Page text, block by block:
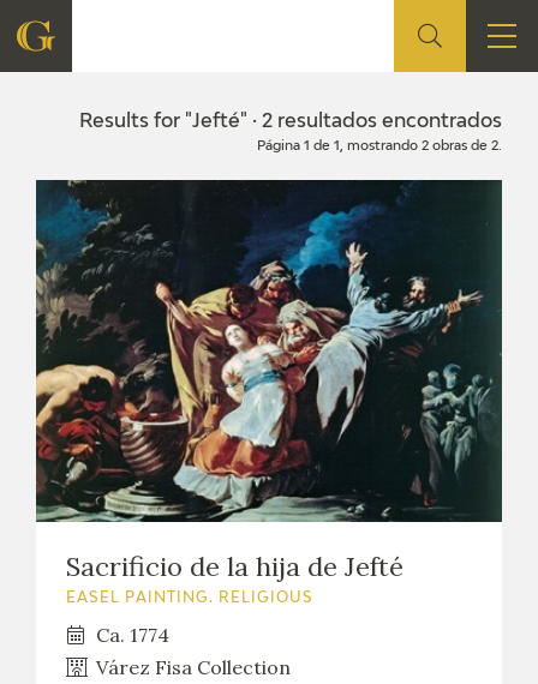
FOUNDATION
CIDG
CORPORATE ACTION
SEDE
CONTACT
ACTUALIDAD
Results for "Jefté" · 2 resultados encontrados
Página 1 de 1, mostrando 2 obras de 2.
Sacrificio de la hija de Jefté
EASEL PAINTING. RELIGIOUS
Ca. 1774
Várez Fisa Collection